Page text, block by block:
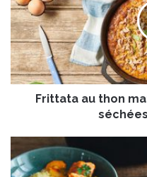
t
t
a
t
a
a
o
n
m
Frittata au thon
o
u